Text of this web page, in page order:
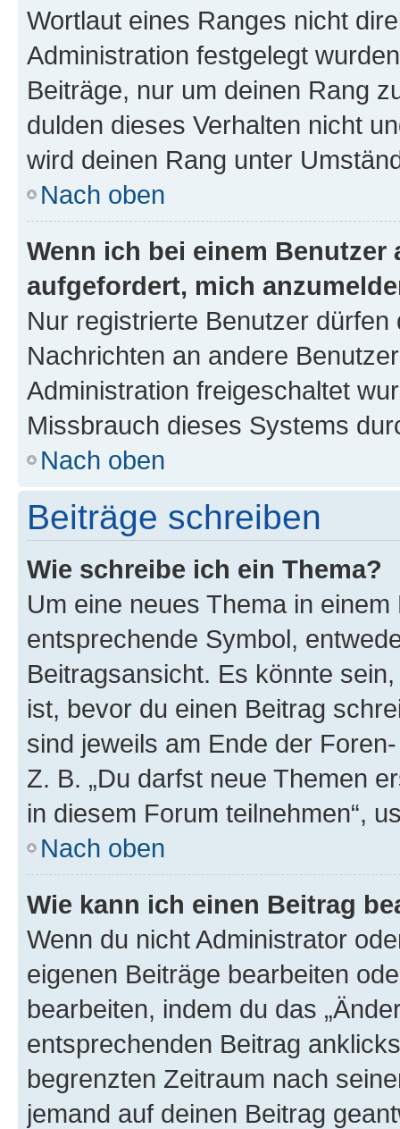
Wortlaut eines Ranges nicht
Administration festgelegt
Beiträge, nur um deinen Rang
dulden dieses Verhalten nicht
wird deinen Rang unter
Nach oben
Wenn ich bei einem
aufgefordert, mich
Nur registrierte Benutzer
Nachrichten an andere
Administration freigeschaltet
Missbrauch dieses Systems
Nach oben
Beiträge schreiben
Wie schreibe ich ein Thema?
Um eine neues Thema in
entsprechende Symbol,
Beitragsansicht. Es könnte
ist, bevor du einen Beitrag
sind jeweils am Ende der
Z. B. „Du darfst neue Themen
in diesem Forum teilnehmen“,
Nach oben
Wie kann ich einen Beitrag
Wenn du nicht Administrator
eigenen Beiträge bearbeiten
bearbeiten, indem du das
entsprechenden Beitrag
begrenzten Zeitraum nach
jemand auf deinen Beitrag